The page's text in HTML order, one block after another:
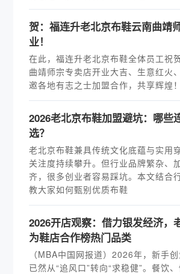
贺：福连升老北京布鞋云南曲靖
业！
在此，福连升老北京布鞋全体员工祝
曲靖师宗专卖店开业大吉、生意红火
邀各地有志之士加盟合作，共享辉煌！
2026老北京布鞋加盟避坑：哪些
选？
老北京布鞋兼具传统文化底蕴与实用
关注度持续攀升。但行业品牌繁杂、
齐，很多创业者容易踩坑。本文结合
教大家如何甄别优质布鞋
2026开店观察：借力银发经济，
为鞋店合作榜热门品类
（MBA中国网报道）2026年，新手
已然从“追风口”转向“求稳健”。餐饮